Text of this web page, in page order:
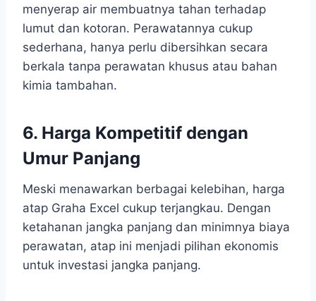
menyerap air membuatnya tahan terhadap
lumut dan kotoran. Perawatannya cukup
sederhana, hanya perlu dibersihkan secara
berkala tanpa perawatan khusus atau bahan
kimia tambahan.
6. Harga Kompetitif dengan
Umur Panjang
Meski menawarkan berbagai kelebihan, harga
atap Graha Excel cukup terjangkau. Dengan
ketahanan jangka panjang dan minimnya biaya
perawatan, atap ini menjadi pilihan ekonomis
untuk investasi jangka panjang.